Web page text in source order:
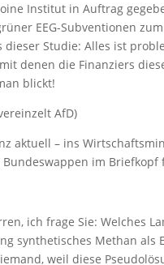
Institut in Auftrag
EEG-Subventionen
dieser Studie: Alles ist
denen die Finanziers
blickt!
AfD)
aktuell – ins
Bundeswappen im
ich frage Sie: Welches
synthetisches Methan als
weil diese